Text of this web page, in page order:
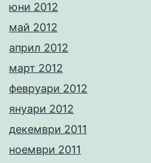
юни 2012
май 2012
април 2012
март 2012
февруари 2012
януари 2012
декември 2011
ноември 2011